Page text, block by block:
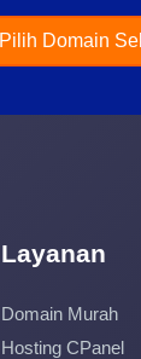
Pilih Domain
Layanan
Domain Murah
Hosting CPanel